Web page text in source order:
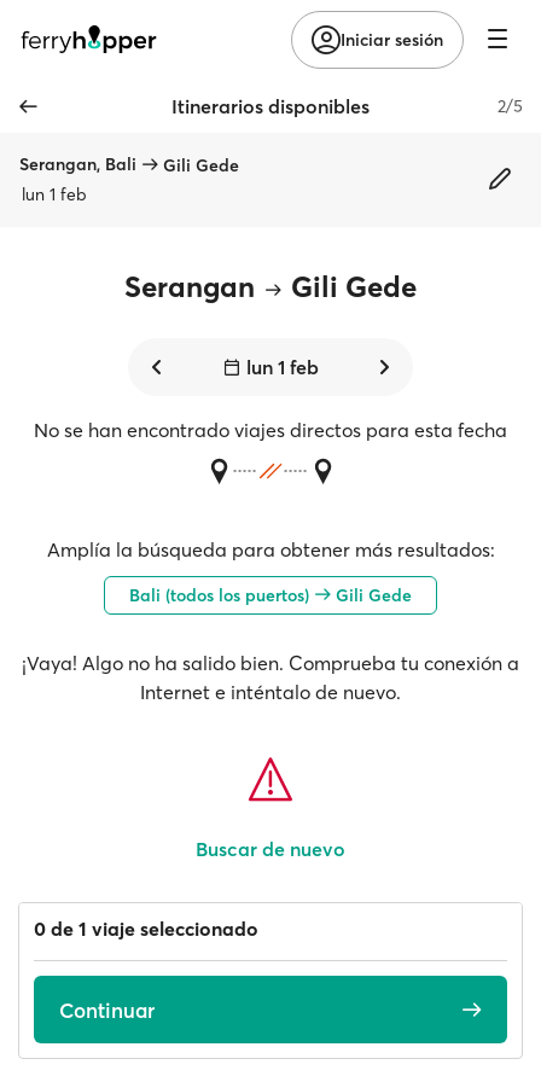
Iniciar sesión
Itinerarios disponibles 2/5
Serangan, Bali
Gili Gede
lun 1 feb
Serangan Gili Gede
lun 1 feb
No se han encontrado viajes directos para esta fecha
Amplía la búsqueda para obtener más resultados:
Bali (todos los puertos) Gili Gede
¡Vaya! Algo no ha salido bien. Comprueba tu conexión a
Internet e inténtalo de nuevo.
Buscar de nuevo
0 de 1 viaje seleccionado
Continuar